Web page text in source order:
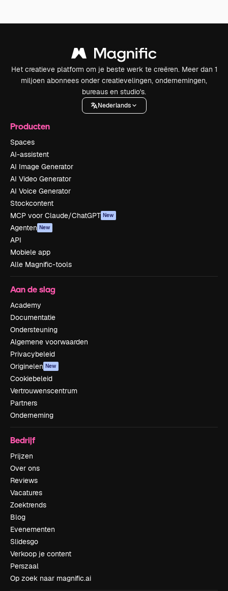
Het creatieve platform om je beste werk te creëren. Meer dan 1
miljoen abonnees onder creatievelingen, ondernemingen,
bureaus en studio's.
Nederlands
Producten
Spaces
AI-assistent
AI Image Generator
AI Video Generator
AI Voice Generator
Stockcontent
MCP voor Claude/ChatGPT New
Agenten New
API
Mobiele app
Alle Magnific-tools
Aan de slag
Academy
Documentatie
Ondersteuning
Algemene voorwaarden
Privacybeleid
Originelen New
Cookiebeleid
Vertrouwenscentrum
Partners
Onderneming
Bedrijf
Prijzen
Over ons
Reviews
Vacatures
Zoektrends
Blog
Evenementen
Slidesgo
Verkoop je content
Perszaal
Op zoek naar magnific.ai